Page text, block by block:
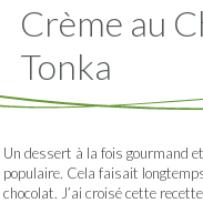
Crème au
Tonka
Un dessert à la fois gourmand
populaire. Cela faisait
chocolat. J’ai croisé cette